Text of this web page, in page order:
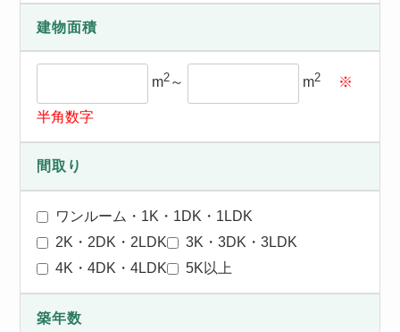
建物面積
m2 ～ m2 ※
半角数字
間取り
ワンルーム・1K・1DK・1LDK
2K・2DK・2LDK
3K・3DK・3LDK
4K・4DK・4LDK
5K以上
築年数